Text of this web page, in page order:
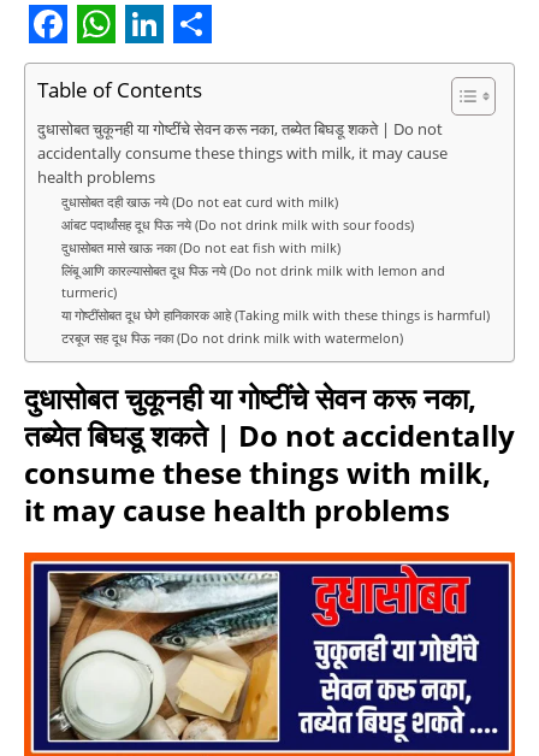
F
a
c
e
W
h
a
t
s
A
p
p
L
i
n
k
e
d
I
n
S
h
a
r
e
Table of Contents
दुधासोबत चुकूनही या गोष्टींचे सेवन करू नका, तब्येत बिघडू शकते | Do not
accidentally consume these things with milk, it may cause
health problems
दुधासोबत दही खाऊ नये (Do not eat curd with milk)
आंबट पदार्थांसह दूध पिऊ नये (Do not drink milk with sour foods)
दुधासोबत मासे खाऊ नका (Do not eat fish with milk)
लिंबू आणि कारल्यासोबत दूध पिऊ नये (Do not drink milk with lemon and
turmeric)
या गोष्टींसोबत दूध घेणे हानिकारक आहे (Taking milk with these things is harmful)
टरबूज सह दूध पिऊ नका (Do not drink milk with watermelon)
दुधासोबत चुकूनही या गोष्टींचे सेवन करू नका,
तब्येत बिघडू शकते | Do not accidentally
consume these things with milk,
it may cause health problems